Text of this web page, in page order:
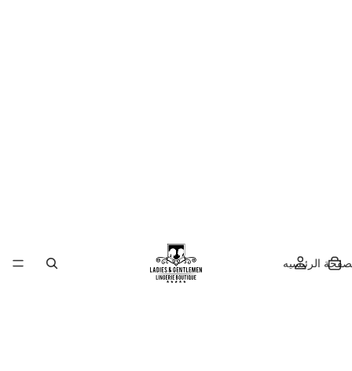
الرئيسيه